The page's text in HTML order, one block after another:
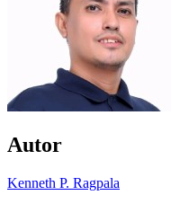
Autor
Kenneth P. Ragpala